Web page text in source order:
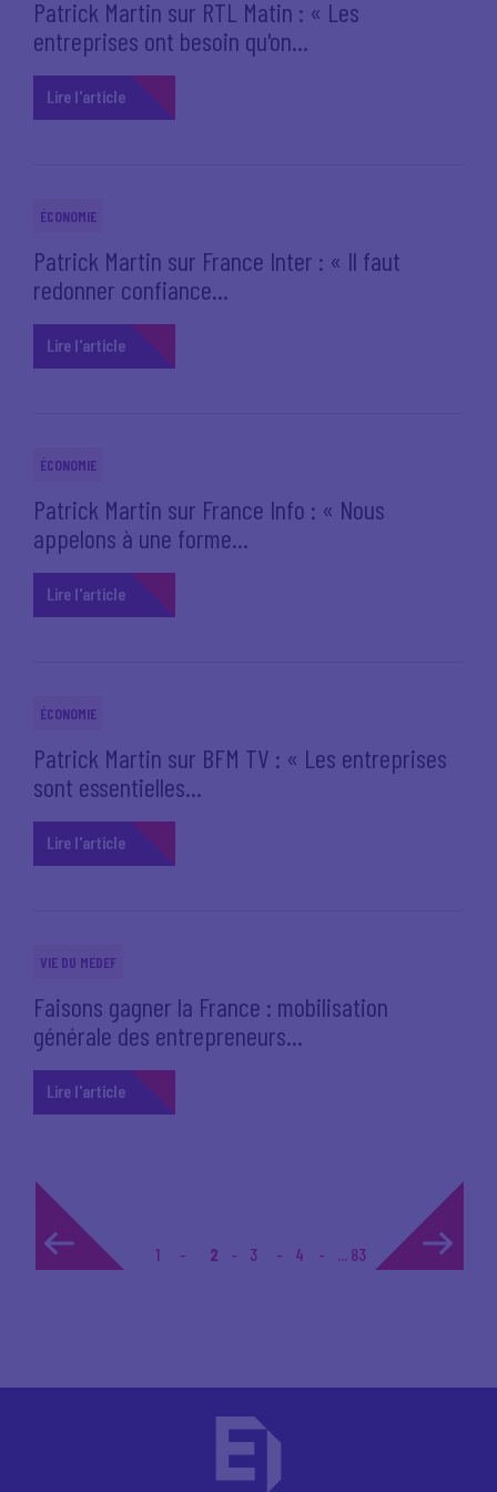
Patrick Martin sur RTL Matin : « Les
entreprises ont besoin qu'on...
Lire l'article
ÉCONOMIE
Patrick Martin sur France Inter : « Il faut
redonner confiance...
Lire l'article
ÉCONOMIE
Patrick Martin sur France Info : « Nous
appelons à une forme...
Lire l'article
ÉCONOMIE
Patrick Martin sur BFM TV : « Les entreprises
sont essentielles...
Lire l'article
VIE DU MEDEF
Faisons gagner la France : mobilisation
générale des entrepreneurs...
Lire l'article
1 2 3 4 ... 83